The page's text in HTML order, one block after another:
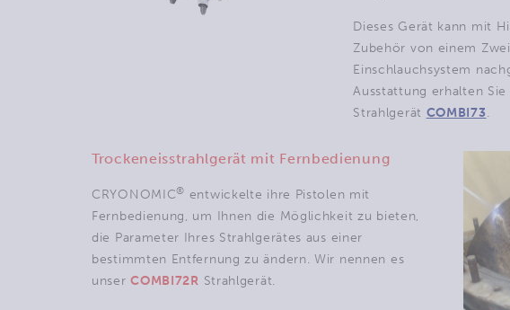
Dieses Gerät kann mit
Zubehör von einem
Einschlauchsystem
Ausstattung erhalten Sie
Strahlgerät COMBI73.
Trockeneisstrahlgerät mit Fernbedienung
CRYONOMIC® entwickelte ihre Pistolen mit
Fernbedienung, um Ihnen die Möglichkeit zu bieten,
die Parameter Ihres Strahlgerätes aus einer
bestimmten Entfernung zu ändern. Wir nennen es
unserCOMBI72R Strahlgerät.